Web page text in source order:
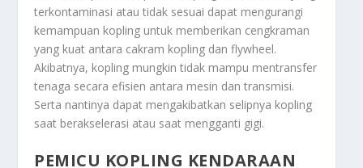
terkontaminasi atau tidak sesuai dapat mengurangi
kemampuan kopling untuk memberikan cengkraman
yang kuat antara cakram kopling dan flywheel.
Akibatnya, kopling mungkin tidak mampu mentransfer
tenaga secara efisien antara mesin dan transmisi.
Serta nantinya dapat mengakibatkan selipnya kopling
saat berakselerasi atau saat mengganti gigi.
PEMICU KOPLING KENDARAAN